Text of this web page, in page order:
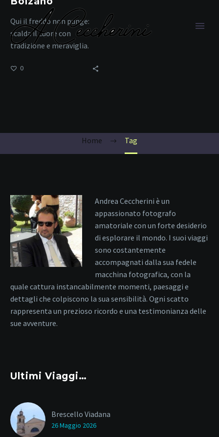
Home Tag
Qui il freddo non punge:
scalda il cuore con
tradizione e meraviglia.
0
Andrea Ceccherini è un
appassionato fotografo
amatoriale con un forte desiderio
di esplorare il mondo. I suoi viaggi
sono costantemente
accompagnati dalla sua fedele
macchina fotografica, con la
quale cattura instancabilmente momenti, paesaggi e
dettagli che colpiscono la sua sensibilità. Ogni scatto
rappresenta un prezioso ricordo e una testimonianza delle
sue avventure.
Ultimi Viaggi…
Brescello Viadana
26 Maggio 2026